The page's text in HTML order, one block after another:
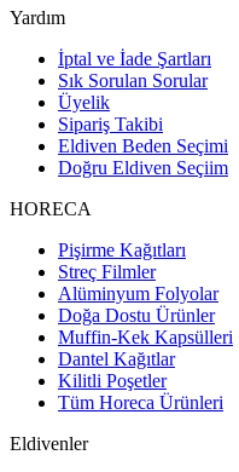
Yardım
İptal ve İade Şartları
Sık Sorulan Sorular
Üyelik
Sipariş Takibi
Eldiven Beden Seçimi
Doğru Eldiven Seçiim
HORECA
Pişirme Kağıtları
Streç Filmler
Alüminyum Folyolar
Doğa Dostu Ürünler
Muffin-Kek Kapsülleri
Dantel Kağıtlar
Kilitli Poşetler
Tüm Horeca Ürünleri
Eldivenler